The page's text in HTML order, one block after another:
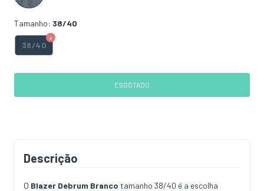
Tamanho: 38/40
38/40
Descrição
O Blazer Debrum Branco tamanho 38/40 é a escolha